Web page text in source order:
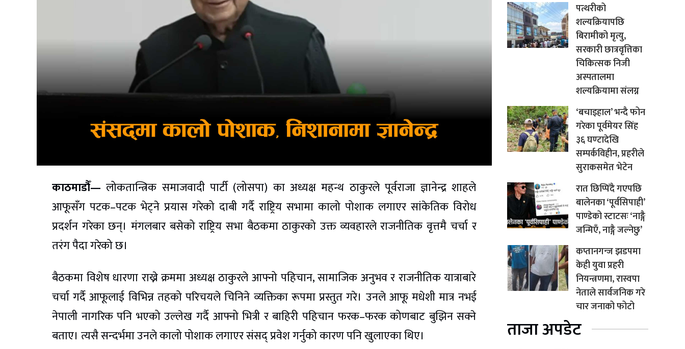
काठमाडौँ— लोकतान्त्रिक समाजवादी पार्टी (लोसपा) का अध्यक्ष महन्थ ठाकुरले पूर्वराजा ज्ञानेन्द्र शाहले
आफूसँग पटक–पटक भेट्ने प्रयास गरेको दाबी गर्दै राष्ट्रिय सभामा कालो पोशाक लगाएर सांकेतिक विरोध
प्रदर्शन गरेका छन्। मंगलबार बसेको राष्ट्रिय सभा बैठकमा ठाकुरको उक्त व्यवहारले राजनीतिक वृत्तमै चर्चा र
तरंग पैदा गरेको छ।
बैठकमा विशेष धारणा राख्ने क्रममा अध्यक्ष ठाकुरले आफ्नो पहिचान, सामाजिक अनुभव र राजनीतिक यात्राबारे
चर्चा गर्दै आफूलाई विभिन्न तहको परिचयले चिनिने व्यक्तिका रूपमा प्रस्तुत गरे। उनले आफू मधेशी मात्र नभई
नेपाली नागरिक पनि भएको उल्लेख गर्दै आफ्नो भित्री र बाहिरी पहिचान फरक–फरक कोणबाट बुझिन सक्ने
बताए। त्यसै सन्दर्भमा उनले कालो पोशाक लगाएर संसद् प्रवेश गर्नुको कारण पनि खुलाएका थिए।
पत्थरीको
शल्यक्रियापछि
बिरामीको मृत्यु,
सरकारी छात्रवृत्तिका
चिकित्सक निजी
अस्पतालमा
शल्यक्रियामा संलग्न
‘बचाइहाल’ भन्दै फोन
गरेका पूर्वमेयर सिंह
३६ घण्टादेखि
सम्पर्कविहीन, प्रहरीले
सुराकसमेत भेटेन
रात छिप्पिँदै गएपछि
बालेनका ‘पूर्वसिपाही’
पाण्डेको स्टाटसः ‘नाङ्गै
जन्मिएँ, नाङ्गै जल्नेछु’
कप्तानगन्ज झडपमा
केही युवा प्रहरी
नियन्त्रणमा, रास्वपा
नेताले सार्वजनिक गरे
चार जनाको फोटो
ताजा अपडेट